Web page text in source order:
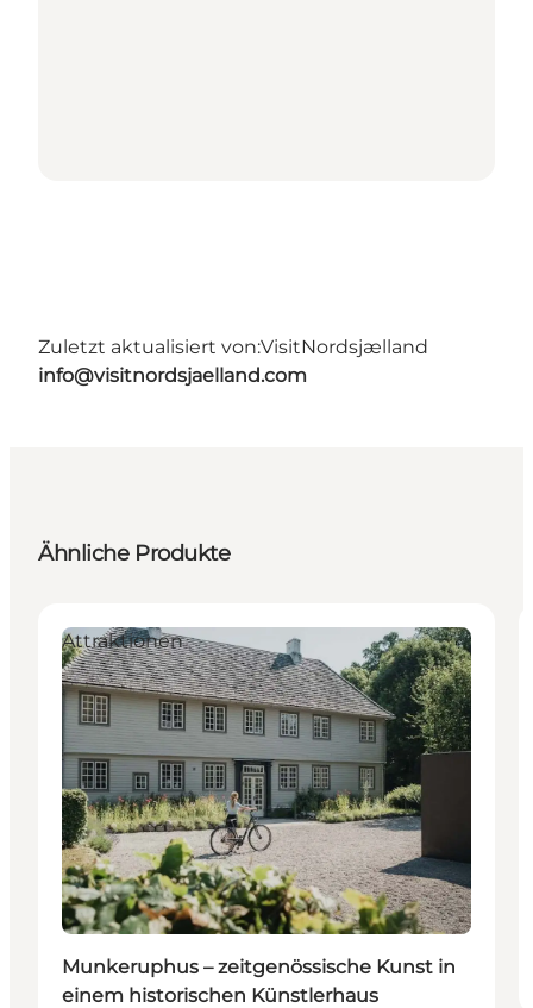
Zuletzt aktualisiert von:VisitNordsjælland
info@visitnordsjaelland.com
Ähnliche Produkte
Attraktionen
Munkeruphus – zeitgenössische Kunst in
einem historischen Künstlerhaus